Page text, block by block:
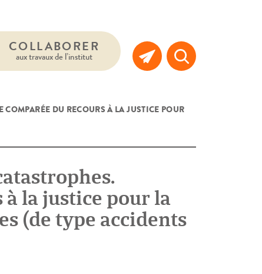
COLLABORER
aux travaux de l’institut
DU RECOURS À LA JUSTICE POUR
la justice pour la
(de type accidents